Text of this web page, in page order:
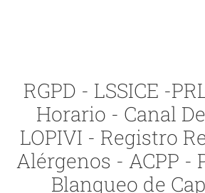
RGPD - LSSICE -
Horario - Canal
LOPIVI - Registro
Alérgenos - ACPP -
Blanqueo de